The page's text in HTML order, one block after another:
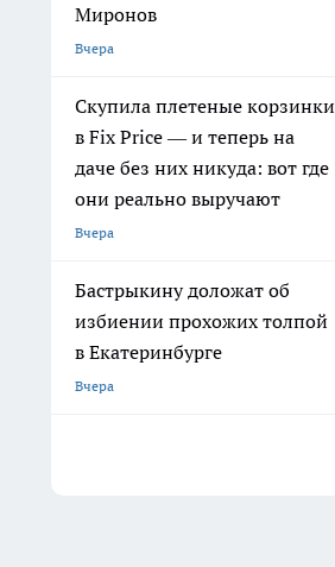
Миронов
Вчера
Скупила плетеные корзинки
в Fix Price — и теперь на
даче без них никуда: вот где
они реально выручают
Вчера
Бастрыкину доложат об
избиении прохожих толпой
в Екатеринбурге
Вчера